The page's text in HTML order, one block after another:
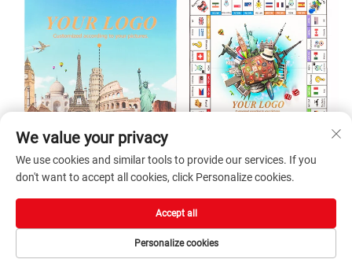
We value your privacy
We use cookies and similar tools to provide our services. If you
don't want to accept all cookies, click Personalize cookies.
Personalize cookies
Accept all